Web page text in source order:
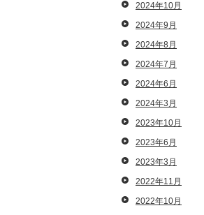
2024年10月
2024年9月
2024年8月
2024年7月
2024年6月
2024年3月
2023年10月
2023年6月
2023年3月
2022年11月
2022年10月